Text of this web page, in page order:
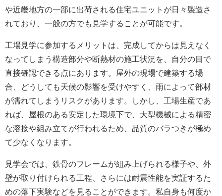
や近畿地方の一部に出荷される住宅ユニットが日々製造さ
れており、一般の方でも見学することが可能です。
工場見学に参加するメリットは、完成してからは見えなく
なってしまう構造部分や断熱材の施工状況を、自分の目で
直接確認できる点にあります。屋外の現場で建築する場
合、どうしても天候の影響を受けやすく、雨によって部材
が濡れてしまうリスクがあります。しかし、工場生産であ
れば、屋根のある安定した環境下で、大型機械による精密
な溶接や組み立てが行われるため、品質のバラつきが極め
て少なくなります。
見学会では、鉄骨のフレームが組み上げられる様子や、外
壁が取り付けられる工程、さらには耐震性能を実証するた
めの落下実験などを見ることができます。私自身も何度か